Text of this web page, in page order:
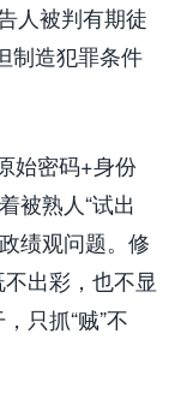
人被判有期徒
制造犯罪条件
始密码+身份
被熟人“试出
绩观问题。修
出彩，也不显
只抓“贼”不